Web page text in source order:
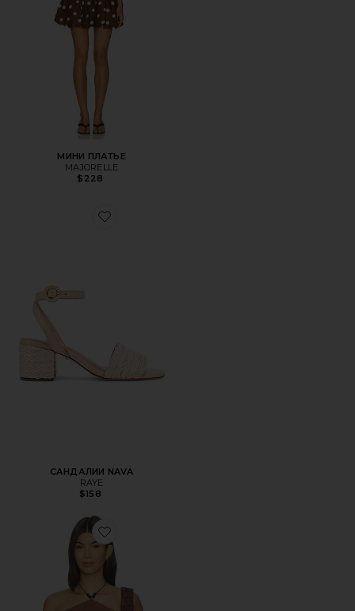
МИНИ ПЛАТЬЕ
MAJORELLE
$228
Favorite САНДАЛИИ NAVA
САНДАЛИИ NAVA
RAYE
$158
Favorite ТОП ХОЛТЕР AMAIA